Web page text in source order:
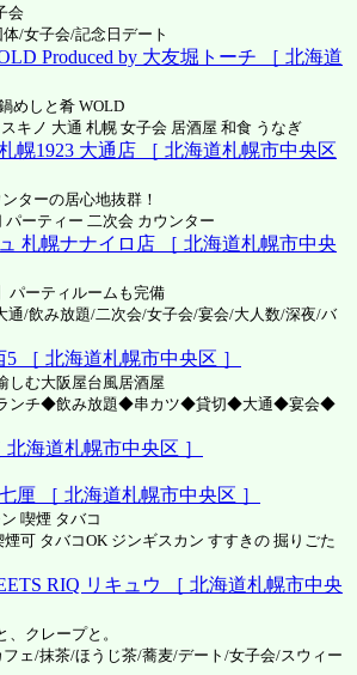
会
/女子会/記念日デート
Produced by 大友堀トーチ ［ 北海道
めしと肴 WOLD
キノ 大通 札幌 女子会 居酒屋 和食 うなぎ
幌1923 大通店 ［ 北海道札幌市中央区
ターの居心地抜群！
ーティー 二次会 カウンター
札幌ナナイロ店 ［ 北海道札幌市中央
ーティルームも完備
/飲み放題/二次会/女子会/宴会/大人数/深夜/バ
［ 北海道札幌市中央区 ］
む大阪屋台風居酒屋
チ◆飲み放題◆串カツ◆貸切◆大通◆宴会◆
海道札幌市中央区 ］
厘 ［ 北海道札幌市中央区 ］
喫煙 タバコ
可 タバコOK ジンギスカン すすきの 掘りごた
RIQ リキュウ ［ 北海道札幌市中央
クレープと。
ェ/抹茶/ほうじ茶/蕎麦/デート/女子会/スウィー